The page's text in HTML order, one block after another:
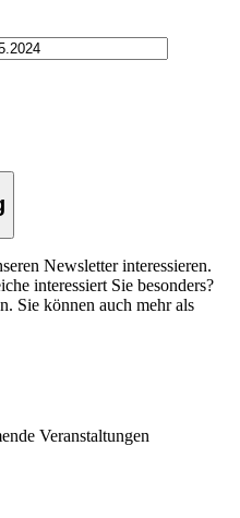
Newsletter interessieren.
interessiert Sie besonders?
Sie können auch mehr als
Veranstaltungen